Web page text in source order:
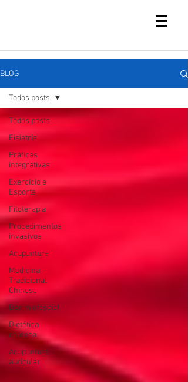
BLOG
Todos posts
Fisiatria
Práticas
integrativas
Exercício e
Esporte
Fitoterapia
Procedimentos
invasivos
Acupuntura
Medicina
Tradicional
Chinesa
Dor miofascial
Dietética
chinesa
Acupuntura
auricular
Todos posts